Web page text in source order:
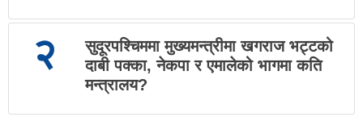
२
सुदूरपश्चिममा मुख्यमन्त्रीमा खगराज भट्टको
दाबी पक्का, नेकपा र एमालेको भागमा कति
मन्त्रालय?